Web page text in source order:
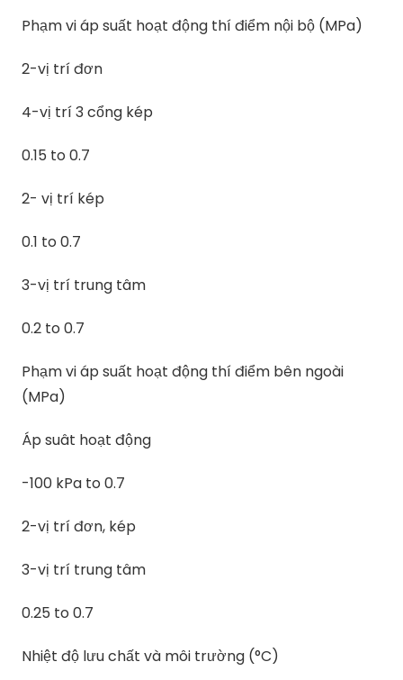
Phạm vi áp suất hoạt động thí điểm nội bộ (MPa)
2-vị trí đơn
4-vị trí 3 cổng kép
0.15 to 0.7
2- vị trí kép
0.1 to 0.7
3-vị trí trung tâm
0.2 to 0.7
Phạm vi áp suất hoạt động thí điểm bên ngoài
(MPa)
Áp suât hoạt động
-100 kPa to 0.7
2-vị trí đơn, kép
3-vị trí trung tâm
0.25 to 0.7
Nhiệt độ lưu chất và môi trường (°C)